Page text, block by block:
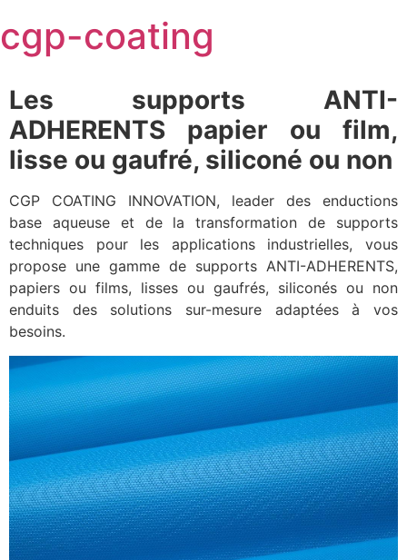
to
content
cgp-coating
Les supports ANTI-
ADHERENTS papier ou film,
lisse ou gaufré, siliconé ou non
CGP COATING INNOVATION, leader des enductions
base aqueuse et de la transformation de supports
techniques pour les applications industrielles, vous
propose une gamme de supports ANTI-ADHERENTS,
papiers ou films, lisses ou gaufrés, siliconés ou non
enduits des solutions sur-mesure adaptées à vos
besoins.